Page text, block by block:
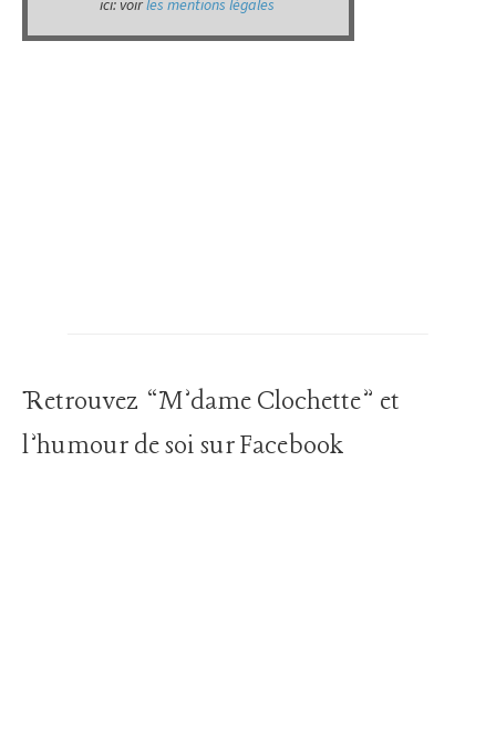
Retrouvez “M’dame Clochette” et
l’humour de soi sur Facebook